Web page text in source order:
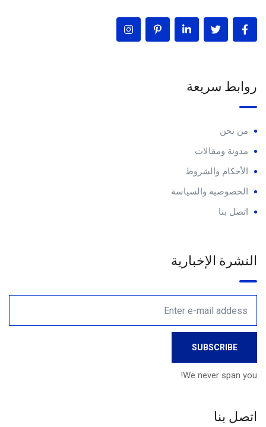
روابط سريعة
من نحن
مدونة ومقالات
الأحكام والشروط
الخصوصية والسياسة
اتصل بنا
النشرة الإخبارية
We never span you!
اتصل بنا